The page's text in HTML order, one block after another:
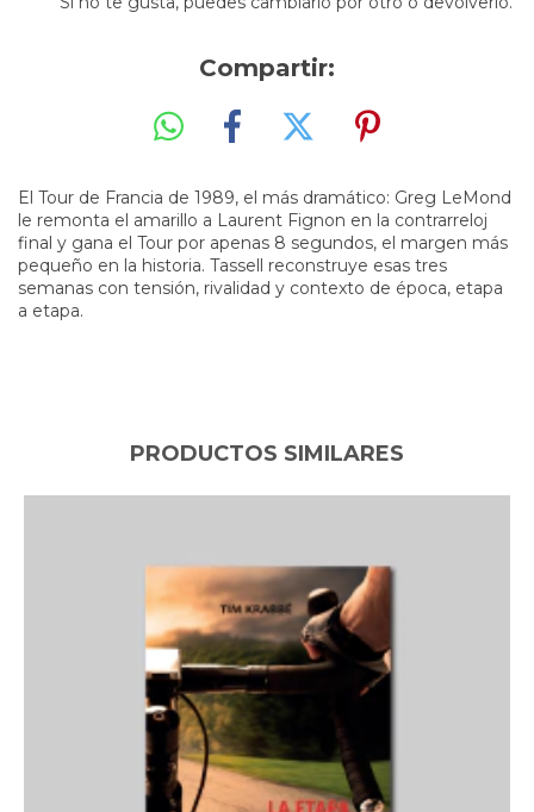
Compartir:
El Tour de Francia de 1989, el más dramático: Greg LeMond
le remonta el amarillo a Laurent Fignon en la contrarreloj
final y gana el Tour por apenas 8 segundos, el margen más
pequeño en la historia. Tassell reconstruye esas tres
semanas con tensión, rivalidad y contexto de época, etapa
a etapa.
PRODUCTOS SIMILARES